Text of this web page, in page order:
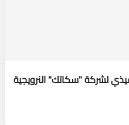
لشركة "سكاتك" النرويجية